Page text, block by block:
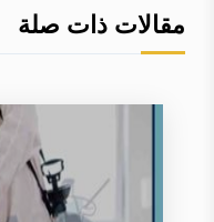
مقالات ذات صلة